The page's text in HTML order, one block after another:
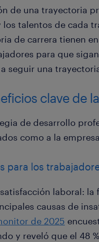
de una trayectoria
los talentos de cada
de carrera tienen
para que
seguir una
clave de
de desarrollo
como a la
para los
laboral: la
causas de
de 2025
y reveló que el 48